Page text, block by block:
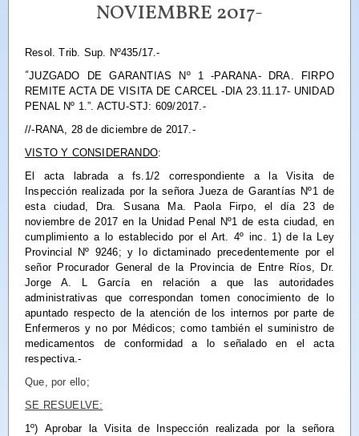
NOVIEMBRE 2017-
Resol. Trib. Sup. Nº435/17.-
“JUZGADO DE GARANTIAS Nº 1 -PARANA- DRA. FIRPO
REMITE ACTA DE VISITA DE CARCEL -DIA 23.11.17- UNIDAD
PENAL Nº 1.”. ACTU-STJ: 609/2017.-
//-RANA, 28 de diciembre de 2017.-
VISTO Y CONSIDERANDO:
El acta labrada a fs.1/2 correspondiente a la Visita de
Inspección realizada por la señora Jueza de Garantías Nº1 de
esta ciudad, Dra. Susana Ma. Paola Firpo, el día 23 de
noviembre de 2017 en la Unidad Penal Nº1 de esta ciudad, en
cumplimiento a lo establecido por el Art. 4º inc. 1) de la Ley
Provincial Nº 9246; y lo dictaminado precedentemente por el
señor Procurador General de la Provincia de Entre Ríos, Dr.
Jorge A. L García en relación a que las autoridades
administrativas que correspondan tomen conocimiento de lo
apuntado respecto de la atención de los internos por parte de
Enfermeros y no por Médicos; como también el suministro de
medicamentos de conformidad a lo señalado en el acta
respectiva.-
Que, por ello;
SE RESUELVE:
1º)Aprobarla Visita de Inspección realizada por la señora